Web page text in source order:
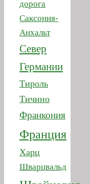
Север
Германии
Тичино
Франкония
Франция
Харц
Швейцария